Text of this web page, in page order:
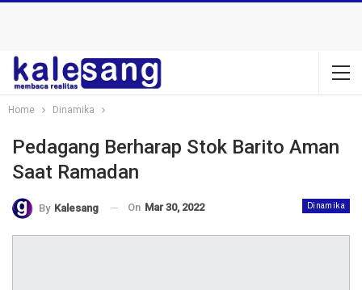
Home Dinamika
Pedagang Berharap Stok Barito Aman
Saat Ramadan
Dinamika
By Kalesang On Mar 30, 2022